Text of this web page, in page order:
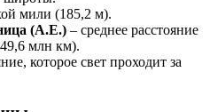
мили (185,2 м).
(А.Е.) – среднее расстояние
млн км).
которое свет проходит за